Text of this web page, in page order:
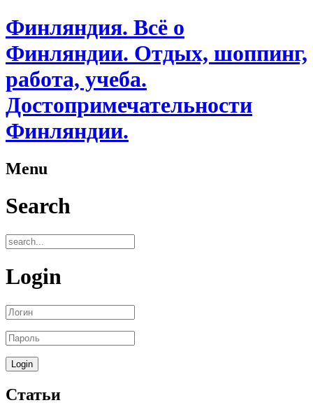
Финляндия. Всё о
Финляндии. Отдых, шоппинг,
работа, учеба.
Достопримечательности
Финляндии.
Menu
Search
Login
Статьи